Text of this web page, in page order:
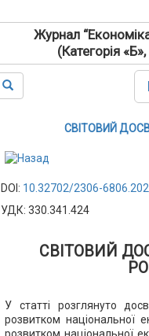
Журнал
(Категорія
СВІТОВИЙ
DOI: 10.32702/2306-
УДК: 330.341.424
СВІТОВИЙ
У статті розглянуто
розвитком національної
розвитком національної